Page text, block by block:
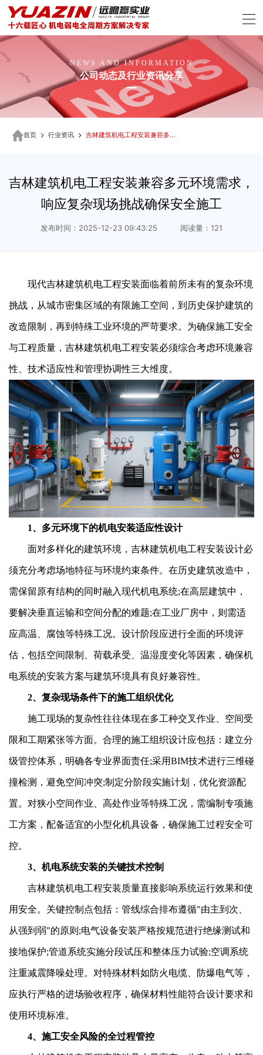
NEWS AND INFORMATION
公司动态及行业资讯分享
首页 行业资讯 吉林建筑机电工程安装兼容多元环境需求，响应复杂现场挑战确保安全施工
吉林建筑机电工程安装兼容多元环境需求，
响应复杂现场挑战确保安全施工
发布时间：2025-12-23 09:43:25 阅读量：121
现代吉林建筑机电工程安装面临着前所未有的复杂环境
挑战，从城市密集区域的有限施工空间，到历史保护建筑的
改造限制，再到特殊工业环境的严苛要求。为确保施工安全
与工程质量，吉林建筑机电工程安装必须综合考虑环境兼容
性、技术适应性和管理协调性三大维度。
1、多元环境下的机电安装适应性设计
面对多样化的建筑环境，吉林建筑机电工程安装设计必
须充分考虑场地特征与环境约束条件。在历史建筑改造中，
需保留原有结构的同时融入现代机电系统;在高层建筑中，
要解决垂直运输和空间分配的难题;在工业厂房中，则需适
应高温、腐蚀等特殊工况。设计阶段应进行全面的环境评
估，包括空间限制、荷载承受、温湿度变化等因素，确保机
电系统的安装方案与建筑环境具有良好兼容性。
2、复杂现场条件下的施工组织优化
施工现场的复杂性往往体现在多工种交叉作业、空间受
限和工期紧张等方面。合理的施工组织设计应包括：建立分
级管控体系，明确各专业界面责任;采用BIM技术进行三维碰
撞检测，避免空间冲突;制定分阶段实施计划，优化资源配
置。对狭小空间作业、高处作业等特殊工况，需编制专项施
工方案，配备适宜的小型化机具设备，确保施工过程安全可
控。
3、机电系统安装的关键技术控制
吉林建筑机电工程安装质量直接影响系统运行效果和使
用安全。关键控制点包括：管线综合排布遵循"由主到次、
从强到弱"的原则;电气设备安装严格按规范进行绝缘测试和
接地保护;管道系统实施分段试压和整体压力试验;空调系统
注重减震降噪处理。对特殊材料如防火电缆、防爆电气等，
应执行严格的进场验收程序，确保材料性能符合设计要求和
使用环境标准。
4、施工安全风险的全过程管控